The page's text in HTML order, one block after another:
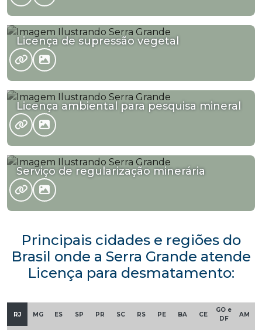
Licença de supressão vegetal
Licença ambiental para pesquisa mineral
Serviço de regularização minerária
Principais cidades e regiões do
Brasil onde a Serra Grande atende
Licença para desmatamento:
RJ MG ES SP PR SC RS PE BA CE
GO e
DF
AM